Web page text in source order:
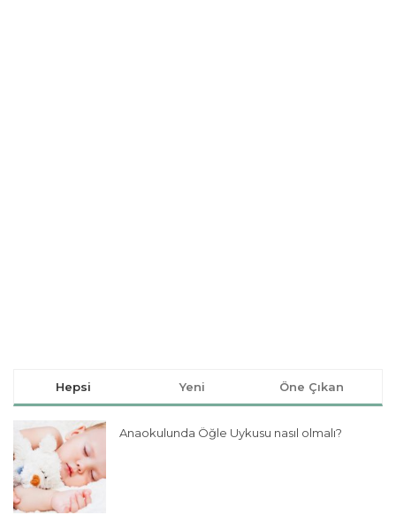
Hepsi Yeni Öne Çıkan
Anaokulunda Öğle Uykusu nasıl olmalı?